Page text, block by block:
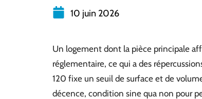
10 juin 2026
Un logement dont la pièce principale
réglementaire, ce qui a des
120 fixe un seuil de surface et de
décence, condition sine qua non pour